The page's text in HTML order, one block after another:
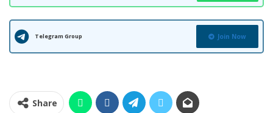
Telegram Group Join Now
Share